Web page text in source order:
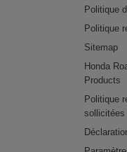
Politique
Politique
Sitemap
Honda
Products
Politique
sollicitées